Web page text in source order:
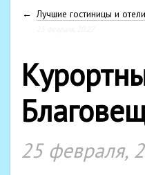
← Лучшие гостиницы и
25 февраля,